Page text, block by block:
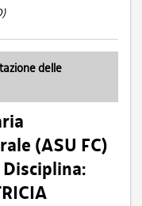
delle
(ASU FC)
Disciplina: